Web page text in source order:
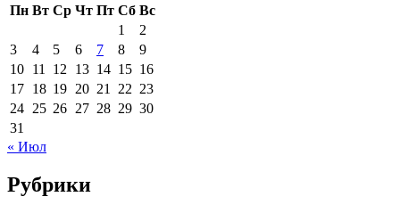
Пн Вт Ср Чт Пт Сб Вс
1
2
3
4 5 6 7 8
9
10 11 12 13 14 15 16
17 18 19 20 21 22 23
24 25 26 27 28 29 30
31
« Июл
Рубрики